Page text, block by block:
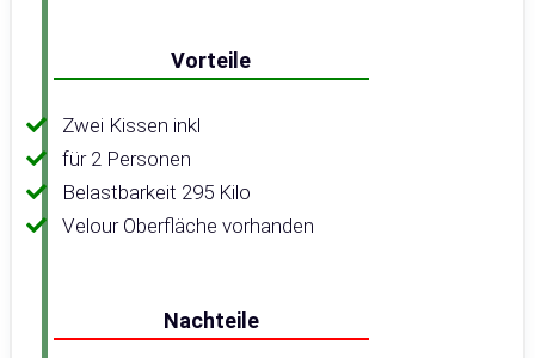
Vorteile
Zwei Kissen inkl
für 2 Personen
Belastbarkeit 295 Kilo
Velour Oberfläche vorhanden
Nachteile